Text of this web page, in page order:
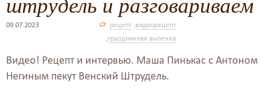
09.07.2023 рецепт,видеорецепт
,праздничная выпечка
Видео! Рецепт и интервью. Маша Пинькас с Антоном
Негиным пекут Венский Штрудель.